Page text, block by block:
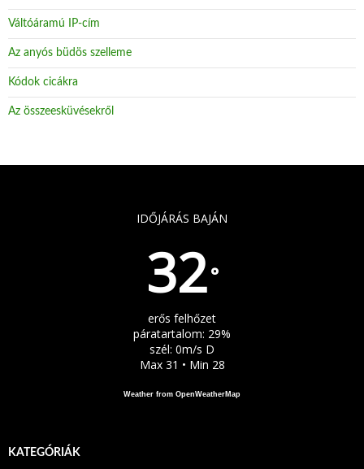
Váltóáramú IP-cím
Az anyós büdös szelleme
Kódok cicákra
Az összeesküvésekről
IDŐJÁRÁS BAJÁN
32°
erős felhőzet
páratartalom: 29%
szél: 0m/s D
Max 31 • Min 28
Weather from OpenWeatherMap
KATEGÓRIÁK